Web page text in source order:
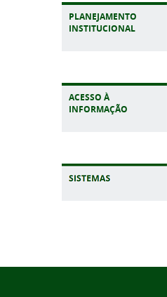
PLANEJAMENTO
INSTITUCIONAL
ACESSO À
INFORMAÇÃO